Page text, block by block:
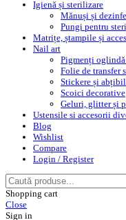
Igienă și sterilizare
Mănuși și
Pungi pentru
Matrițe, ștampile și
Nail art
Pigmenți
Folie de transfer
Stickere și
Scoici decorative
Geluri, glitter și
Ustensile si accesorii
Blog
Wishlist
Compare
Login / Register
Caută
Shopping cart
Close
Sign in